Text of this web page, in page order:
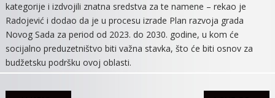
kategorije i izdvojili znatna sredstva za te namene – rekao je
Radojević i dodao da je u procesu izrade Plan razvoja grada
Novog Sada za period od 2023. do 2030. godine, u kom će
socijalno preduzetništvo biti važna stavka, što će biti osnov za
budžetsku podršku ovoj oblasti.